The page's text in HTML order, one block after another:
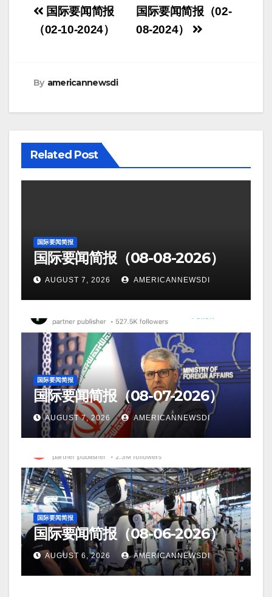
Post
navigation
国际要闻简报（02-
08-2024）
国际要闻简报
（02-10-2024）
By americannewsdi
Related Post
国际要闻简报
国际要闻简报（08-08-2026）
AUGUST 7, 2026 AMERICANNEWSDI
国际要闻简报
国际要闻简报（08-07-2026）
AUGUST 7, 2026 AMERICANNEWSDI
国际要闻简报
国际要闻简报（08-06-2026）
AUGUST 6, 2026 AMERICANNEWSDI